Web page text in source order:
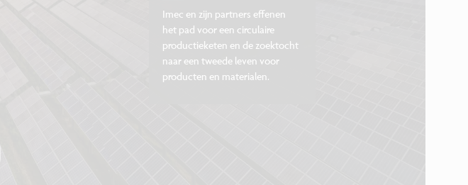
Imec en zijn partners effenen
het pad voor een circulaire
productieketen en de zoektocht
naar een tweede leven voor
producten en materialen.